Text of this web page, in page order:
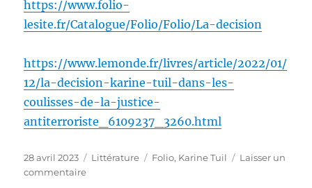
https://www.folio-
lesite.fr/Catalogue/Folio/Folio/La-decision
https://www.lemonde.fr/livres/article/2022/01/
12/la-decision-karine-tuil-dans-les-
coulisses-de-la-justice-
antiterroriste_6109237_3260.html
Publié
le
28 avril 2023 Catégories
Littérature Étiquettes
Folio, Karine Tuil
Laisser un
commentairesur